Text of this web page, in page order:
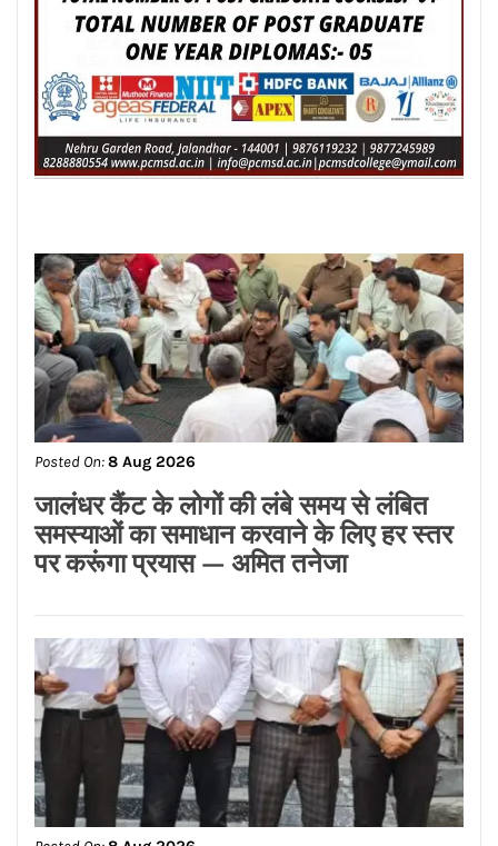
Posted On: 8 Aug 2026
जालंधर कैंट के लोगों की लंबे समय से लंबित
समस्याओं का समाधान करवाने के लिए हर स्तर
पर करूंगा प्रयास — अमित तनेजा